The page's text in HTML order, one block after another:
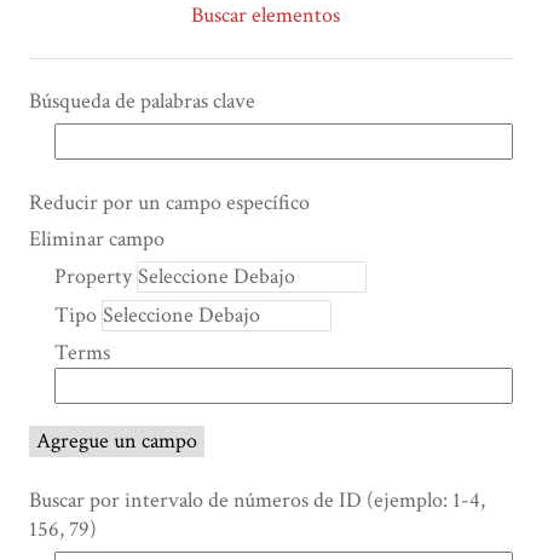
Buscar elementos
Búsqueda de palabras clave
Number
rows
"Reducir
por
campo
específico":
1
Reducir por un campo específico
Search Property
Tipo de búsqueda
Términos de búsqueda
Ensamblador de Búsqueda
Eliminar campo
Property
Tipo
Terms
Agregue un campo
Buscar por intervalo de números de ID (ejemplo: 1-4,
156, 79)